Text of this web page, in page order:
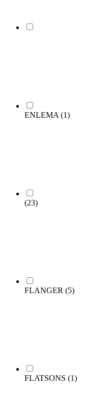
ENLEMA (1)
(23)
FLANGER (5)
FLATSONS (1)